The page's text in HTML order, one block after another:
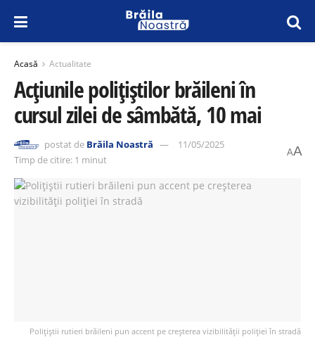
Acasă Actualitate
Acțiunile polițiștilor brăileni în
cursul zilei de sâmbătă, 10 mai
postat de Brăila Noastră
11/05/2025
Timp de citire: 1 minut
AA
Polițiștii rutieri brăileni pun accent pe creșterea vizibilității poliției în stradă